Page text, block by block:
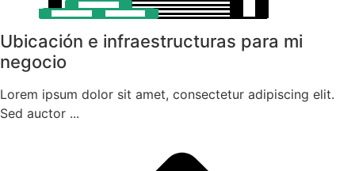
Ubicación e infraestructuras para mi
negocio
Lorem ipsum dolor sit amet, consectetur adipiscing elit.
Sed auctor ...